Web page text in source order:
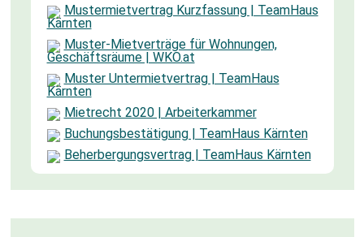
Mustermietvertrag Kurzfassung | TeamHaus
Kärnten
Muster-Mietverträge für Wohnungen,
Geschäftsräume | WKO.at
Muster Untermietvertrag | TeamHaus
Kärnten
Mietrecht 2020 | Arbeiterkammer
Buchungsbestätigung | TeamHaus Kärnten
Beherbergungsvertrag | TeamHaus Kärnten